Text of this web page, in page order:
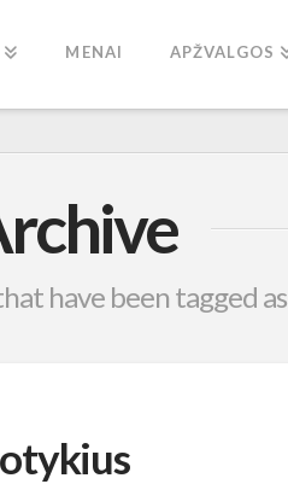
MENAI APŽVALGOS
have been tagged as